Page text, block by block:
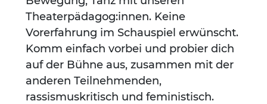
Theaterpädagog:innen. Keine
Vorerfahrung im Schauspiel erwünscht.
Komm einfach vorbei und probier dich
auf der Bühne aus, zusammen mit der
anderen Teilnehmenden,
rassismuskritisch und feministisch.